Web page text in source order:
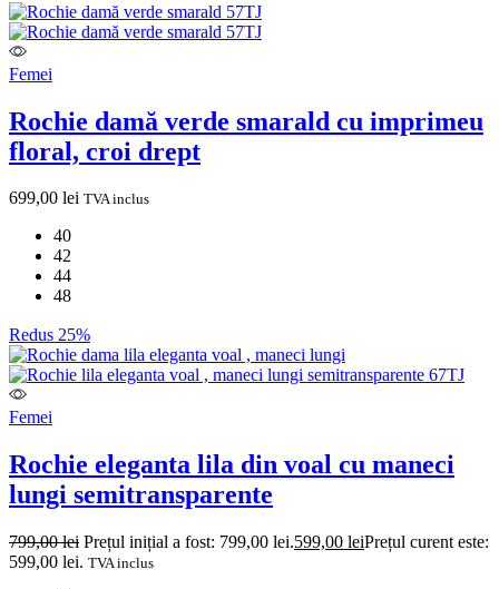
Femei
Rochie damă verde smarald cu imprimeu
floral, croi drept
699,00 lei TVA inclus
40
42
44
48
Redus 25%
Femei
Rochie eleganta lila din voal cu maneci
lungi semitransparente
799,00lei Prețul inițial a fost: 799,00 lei.599,00 leiPrețul curent este:
599,00 lei. TVA inclus